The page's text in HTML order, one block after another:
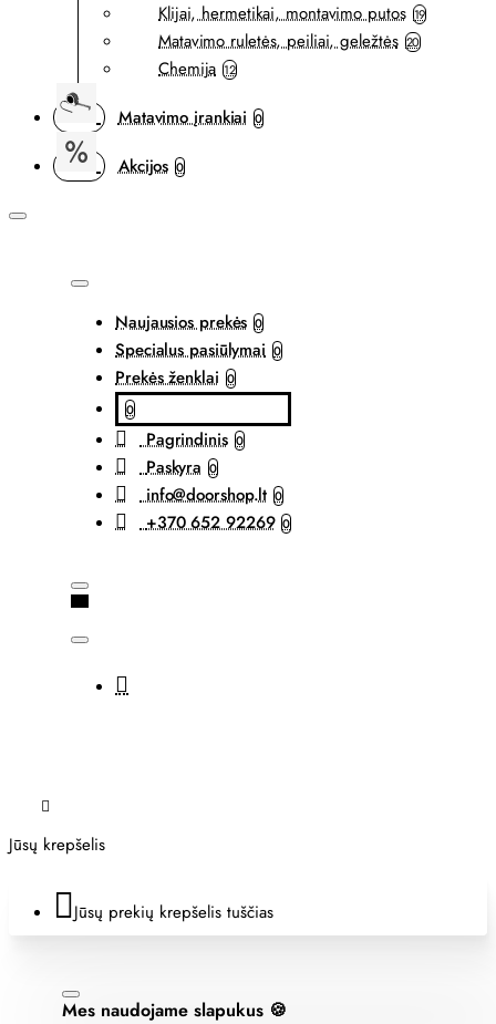
Klijai, hermetikai, montavimo putos 19
Matavimo ruletės, peiliai, geležtės 20
Chemija 12
Matavimo įrankiai 0
Akcijos 0
Naujausios prekės 0
Specialus pasiūlymai 0
Prekės ženklai 0
0
Pagrindinis 0
Paskyra 0
info@doorshop.lt 0
+370 652 92269 0
Jūsų krepšelis
Jūsų prekių krepšelis tuščias
Mes naudojame slapukus 🍪